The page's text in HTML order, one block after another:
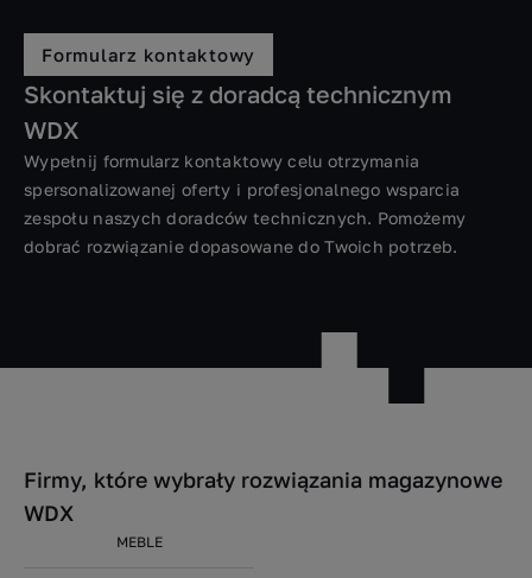
Formularz kontaktowy
Skontaktuj się z doradcą technicznym
WDX
Wypełnij formularz kontaktowy celu otrzymania
spersonalizowanej oferty i profesjonalnego wsparcia
zespołu naszych doradców technicznych. Pomożemy
dobrać rozwiązanie dopasowane do Twoich potrzeb.
Firmy, które wybrały rozwiązania magazynowe
WDX
MEBLE